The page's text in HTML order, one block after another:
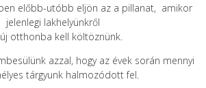
előbb-utóbb eljön az a pillanat, amikor
jelenlegi lakhelyünkről
új otthonba kell költöznünk.
azzal, hogy az évek során mennyi
tárgyunk halmozódott fel.